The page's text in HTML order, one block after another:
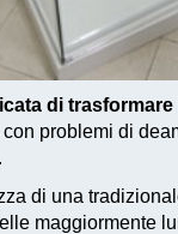
di
problemi di
di una
maggiormente